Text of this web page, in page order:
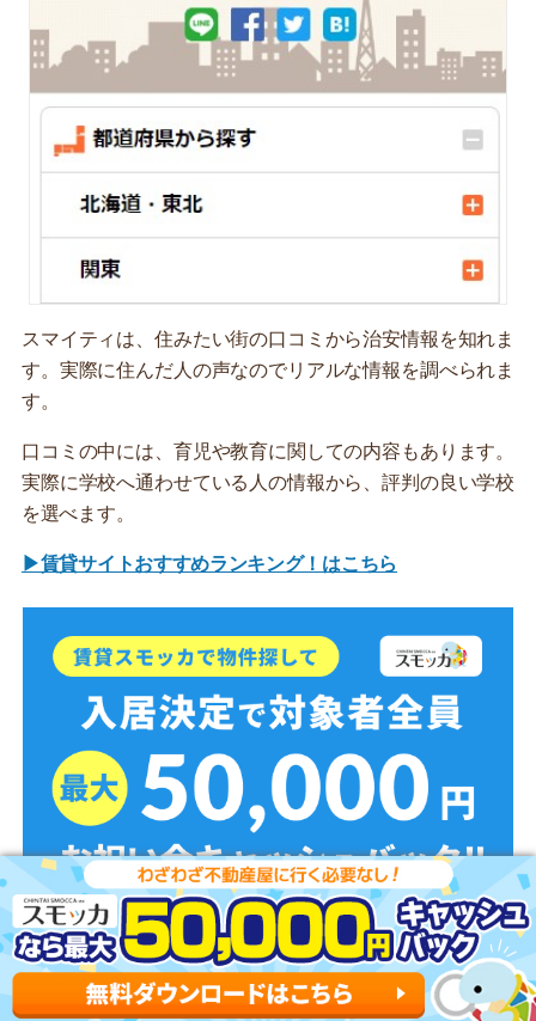
スマイティは、住みたい街の口コミから治安情報を知れま
す。実際に住んだ人の声なのでリアルな情報を調べられま
す。
口コミの中には、育児や教育に関しての内容もあります。
実際に学校へ通わせている人の情報から、評判の良い学校
を選べます。
▶賃貸サイトおすすめランキング！はこちら